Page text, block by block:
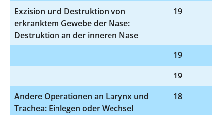
Exzision und Destruktion von
erkranktem Gewebe der Nase:
Destruktion an der inneren Nase
19
19
19
Andere Operationen an Larynx und
Trachea: Einlegen oder Wechsel
18